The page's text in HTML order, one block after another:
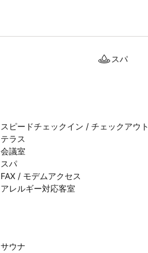
スパ
スピードチェックイン / チェックアウト
テラス
会議室
スパ
FAX / モデムアクセス
アレルギー対応客室
サウナ